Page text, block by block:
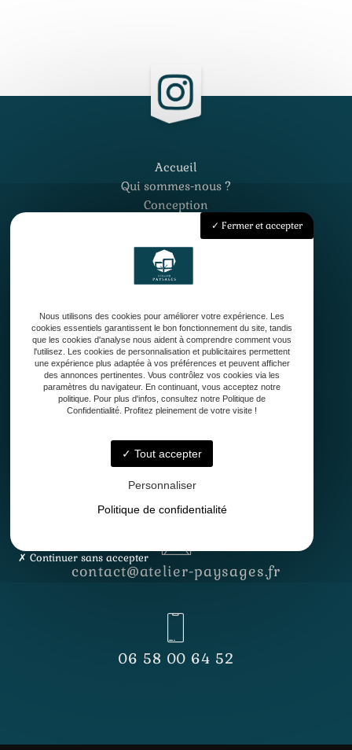
Accueil
Qui sommes-nous ?
Conception
Entretien de jardin
Contact
33127 Saint-Jean-d'Illac
Lundi - Vendredi
8h30 - 12h30 & 13h30 - 17h
contact@atelier-paysages.fr
06 58 00 64 52
Fermer et accepter
Nous utilisons des cookies pour améliorer votre expérience. Les
cookies essentiels garantissent le bon fonctionnement du site, tandis
que les cookies d'analyse nous aident à comprendre comment vous
l'utilisez. Les cookies de personnalisation et publicitaires permettent
une expérience plus adaptée à vos préférences et peuvent afficher
des annonces pertinentes. Vous contrôlez vos cookies via les
paramètres du navigateur. En continuant, vous acceptez notre
politique. Pour plus d'infos, consultez notre Politique de
Confidentialité. Profitez pleinement de votre visite !
Tout accepter
Personnaliser
Politique de confidentialité
Continuer sans accepter